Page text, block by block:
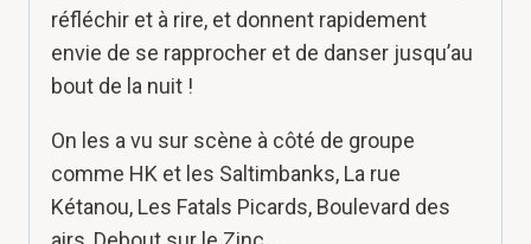
réfléchir et à rire, et donnent rapidement
envie de se rapprocher et de danser jusqu’au
bout de la nuit !
On les a vu sur scène à côté de groupe
comme HK et les Saltimbanks, La rue
Kétanou, Les Fatals Picards, Boulevard des